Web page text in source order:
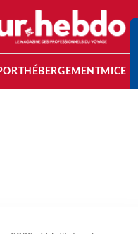
HÉBERGEMENTMICE